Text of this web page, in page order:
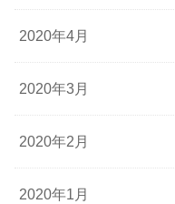
2020年4月
2020年3月
2020年2月
2020年1月